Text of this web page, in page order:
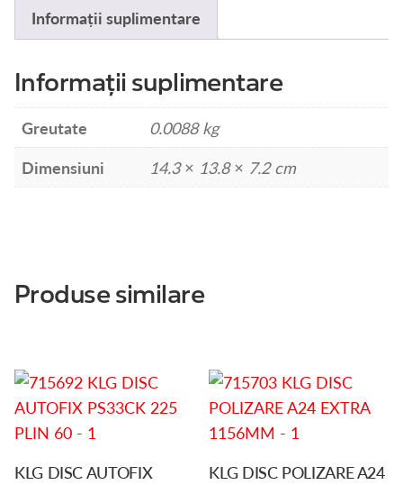
PS22K
Informații suplimentare
Informații suplimentare
Greutate
0.0088 kg
Dimensiuni
14.3 × 13.8 × 7.2 cm
Produse similare
KLG DISC AUTOFIX
KLG DISC POLIZARE A24